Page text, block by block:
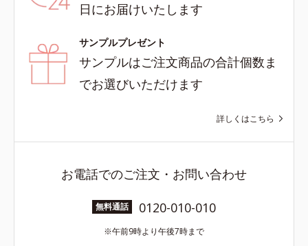
日にお届けいたします
サンプルプレゼント
サンプルはご注文商品の合計個数ま
でお選びいただけます
詳しくはこちら
お電話でのご注文・お問い合わせ
無料通話 0120-010-010
午前9時より午後7時まで